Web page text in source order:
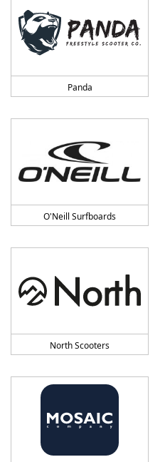
Panda
O'Neill Surfboards
North Scooters